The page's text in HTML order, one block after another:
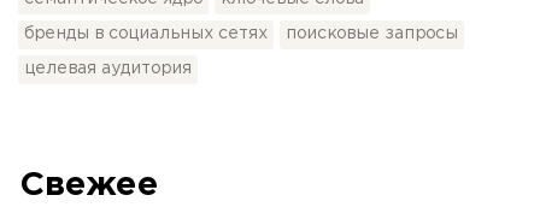
бренды в социальных сетях
поисковые запросы
целевая аудитория
Свежее